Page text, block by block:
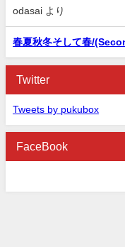
odasai より
春夏秋冬そして春/
Twitter
Tweets by pukubox
FaceBook